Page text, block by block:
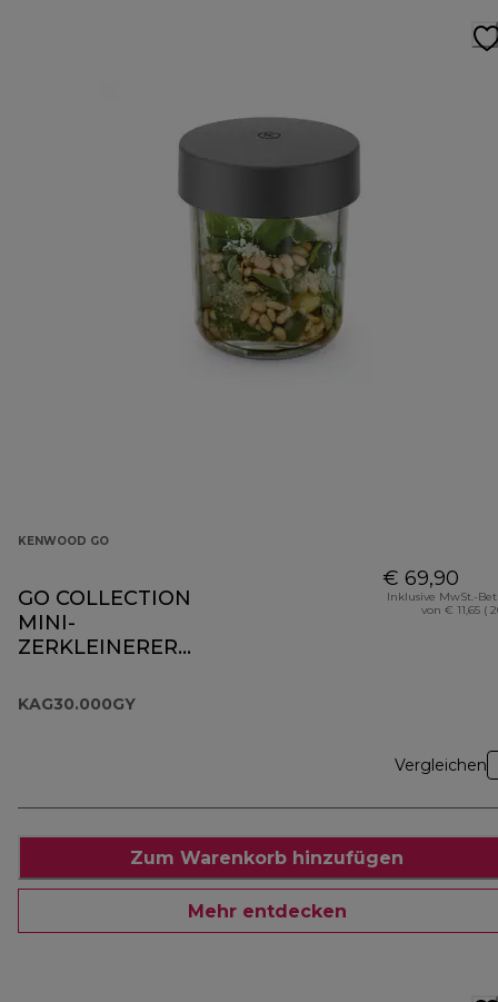
KENWOOD GO
GO COLLECTION
MINI-
ZERKLEINERER
GLAS KAG30.000GY
KAG30.000GY
€ 69,90
Inklusive MwSt.-
von € 11,65 (
Vergleichen
Zum Warenkorb hinzufügen
Mehr entdecken